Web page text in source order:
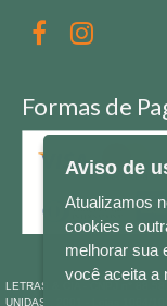
Formas de
LETRAS & CIA - CNPJ n°
UNIDAS , 2001 - Lojas 1064/
Aviso de
Atualizamos
cookies e
melhorar sua
você aceita a